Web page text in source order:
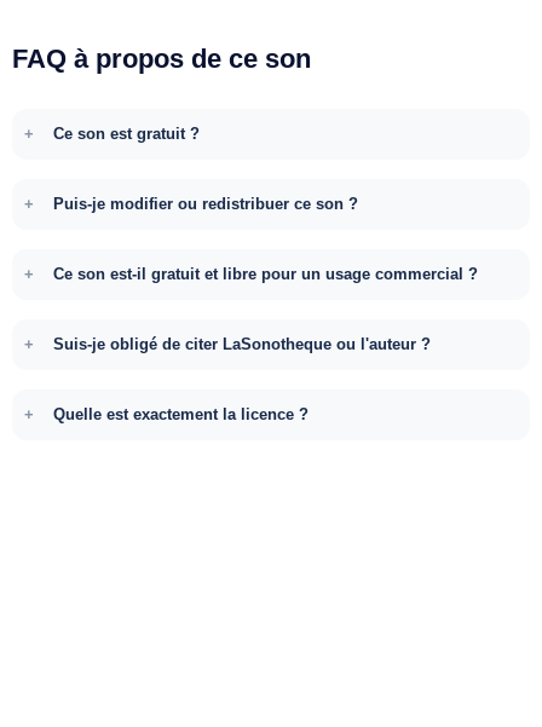
FAQ à propos de ce son
Ce son est gratuit ?
Puis-je modifier ou redistribuer ce son ?
Ce son est-il gratuit et libre pour un usage commercial ?
Suis-je obligé de citer LaSonotheque ou l'auteur ?
Quelle est exactement la licence ?